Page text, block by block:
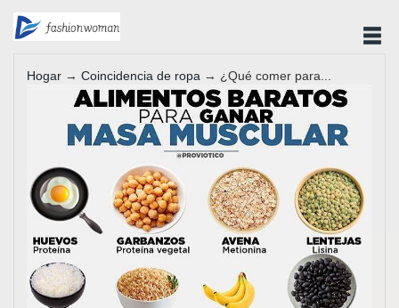
Hogar → Coincidencia de ropa → ¿Qué comer para...